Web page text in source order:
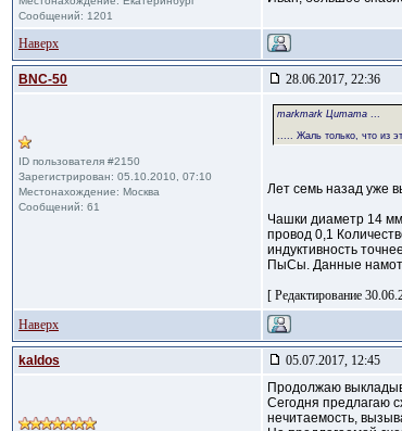
Сообщений: 1201
Наверх
BNC-50 28.06.2017, 22:36
ID пользователя #2150
Зарегистрирован: 05.10.2010, 07:10
Местонахождение: Москва
Сообщений: 61
markmark Цитата ...
..... Жаль только, что из
Лет семь назад уже
Чашки диаметр 14
провод 0,1
индуктивность
ПыСы. Данные
[ Редактирование
Наверх
kaldos
05.07.2017, 12:45
Продолжаю
Сегодня предлагаю
нечитаемость,